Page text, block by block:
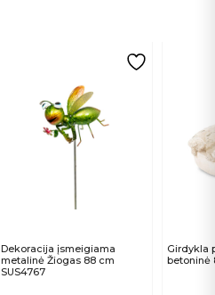
Dekoracija įsmeigiama
metalinė Žiogas 88 cm
SUS4767
Girdykla
betoninė